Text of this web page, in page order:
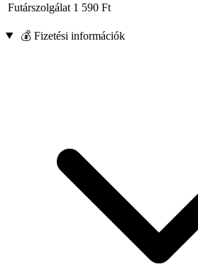
Futárszolgálat 1 590 Ft
💰 Fizetési információk